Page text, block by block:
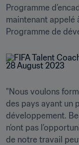
Programme
maintenant appelé
"Nous voulons
des pays ayant un
développement.
n’ont pas
de notre travail